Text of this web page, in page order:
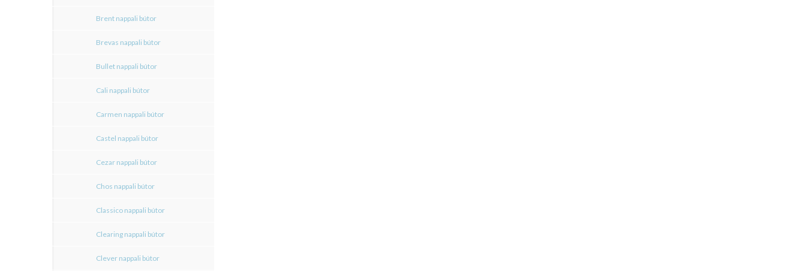
Brent nappali bútor
Brevas nappali bútor
Bullet nappali bútor
Cali nappali bútor
Carmen nappali bútor
Castel nappali bútor
Cezar nappali bútor
Chos nappali bútor
Classico nappali bútor
Clearing nappali bútor
Clever nappali bútor